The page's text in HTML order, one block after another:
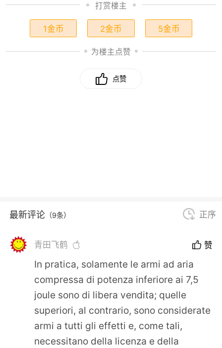
打赏楼主
1金币 2金币 5金币
为楼主点赞
点赞
最新评论 （9条） 正序
青田飞鹤 赞
In pratica, solamente le armi ad aria
compressa di potenza inferiore ai 7,5
joule sono di libera vendita; quelle
superiori, al contrario, sono considerate
armi a tutti gli effetti e, come tali,
necessitano della licenza e della